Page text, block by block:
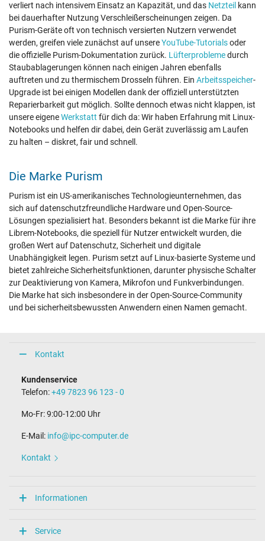
verliert nach intensivem Einsatz an Kapazität, und das Netzteil kann
bei dauerhafter Nutzung Verschleißerscheinungen zeigen. Da
Purism-Geräte oft von technisch versierten Nutzern verwendet
werden, greifen viele zunächst auf unsereYouTube-Tutorialsoder
die offizielle Purism-Dokumentation zurück. Lüfterproblemedurch
Staubablagerungen können nach einigen Jahren ebenfalls
auftreten und zu thermischem Drosseln führen. Ein Arbeitsspeicher-
Upgrade ist bei einigen Modellen dank der offiziell unterstützten
Reparierbarkeit gut möglich. Sollte dennoch etwas nicht klappen, ist
unsere eigeneWerkstatt für dich da: Wir haben Erfahrung mit Linux-
Notebooks und helfen dir dabei, dein Gerät zuverlässig am Laufen
zu halten – diskret, fair und schnell.
Die Marke Purism
Purism ist ein US-amerikanisches Technologieunternehmen, das
sich auf datenschutzfreundliche Hardware und Open-Source-
Lösungen spezialisiert hat. Besonders bekannt ist die Marke für ihre
Librem-Notebooks, die speziell für Nutzer entwickelt wurden, die
großen Wert auf Datenschutz, Sicherheit und digitale
Unabhängigkeit legen. Purism setzt auf Linux-basierte Systeme und
bietet zahlreiche Sicherheitsfunktionen, darunter physische Schalter
zur Deaktivierung von Kamera, Mikrofon und Funkverbindungen.
Die Marke hat sich insbesondere in der Open-Source-Community
und bei sicherheitsbewussten Anwendern einen Namen gemacht.
Kontakt
Kundenservice
Telefon:+49 7823 96 123 - 0
Mo-Fr: 9:00-12:00 Uhr
E-Mail: info@ipc-computer.de
Kontakt
Informationen
Service